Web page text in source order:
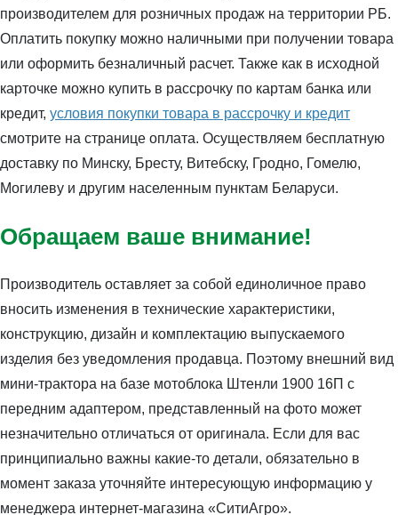
производителем для розничных продаж на территории РБ.
Оплатить покупку можно наличными при получении товара
или оформить безналичный расчет. Также как в исходной
карточке можно купить в рассрочку по картам банка или
кредит, условия покупки товара в рассрочку и кредит
смотрите на странице оплата. Осуществляем бесплатную
доставку по Минску, Бресту, Витебску, Гродно, Гомелю,
Могилеву и другим населенным пунктам Беларуси.
Обращаем ваше внимание!
Производитель оставляет за собой единоличное право
вносить изменения в технические характеристики,
конструкцию, дизайн и комплектацию выпускаемого
изделия без уведомления продавца. Поэтому внешний вид
мини-трактора на базе мотоблока Штенли 1900 16П с
передним адаптером, представленный на фото может
незначительно отличаться от оригинала. Если для вас
принципиально важны какие-то детали, обязательно в
момент заказа уточняйте интересующую информацию у
менеджера интернет-магазина «СитиАгро».